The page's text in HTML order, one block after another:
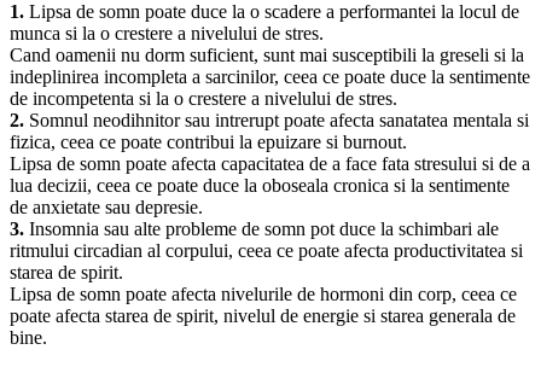
1. Lipsa de somn poate duce la o scadere a performantei la locul de
munca si la o crestere a nivelului de stres.
Cand oamenii nu dorm suficient, sunt mai susceptibili la greseli si la
indeplinirea incompleta a sarcinilor, ceea ce poate duce la sentimente
de incompetenta si la o crestere a nivelului de stres.
2. Somnul neodihnitor sau intrerupt poate afecta sanatatea mentala si
fizica, ceea ce poate contribui la epuizare si burnout.
Lipsa de somn poate afecta capacitatea de a face fata stresului si de a
lua decizii, ceea ce poate duce la oboseala cronica si la sentimente
de anxietate sau depresie.
3. Insomnia sau alte probleme de somn pot duce la schimbari ale
ritmului circadian al corpului, ceea ce poate afecta productivitatea si
starea de spirit.
Lipsa de somn poate afecta nivelurile de hormoni din corp, ceea ce
poate afecta starea de spirit, nivelul de energie si starea generala de
bine.